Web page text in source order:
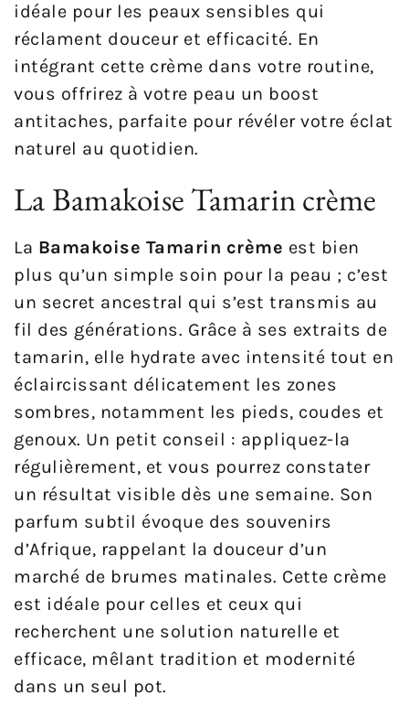
idéale pour les peaux sensibles qui
réclament douceur et efficacité. En
intégrant cette crème dans votre routine,
vous offrirez à votre peau un boost
antitaches, parfaite pour révéler votre éclat
naturel au quotidien.
La Bamakoise Tamarin crème
La Bamakoise Tamarin crème est bien
plus qu’un simple soin pour la peau ; c’est
un secret ancestral qui s’est transmis au
fil des générations. Grâce à ses extraits de
tamarin, elle hydrate avec intensité tout en
éclaircissant délicatement les zones
sombres, notamment les pieds, coudes et
genoux. Un petit conseil : appliquez-la
régulièrement, et vous pourrez constater
un résultat visible dès une semaine. Son
parfum subtil évoque des souvenirs
d’Afrique, rappelant la douceur d’un
marché de brumes matinales. Cette crème
est idéale pour celles et ceux qui
recherchent une solution naturelle et
efficace, mêlant tradition et modernité
dans un seul pot.